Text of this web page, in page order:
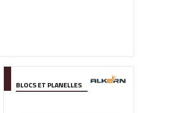
BLOCS ET PLANELLES